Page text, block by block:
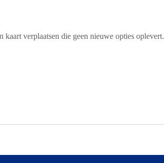
kaart verplaatsen die geen nieuwe opties oplevert.